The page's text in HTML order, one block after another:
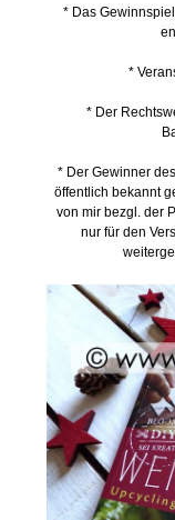
* Das
*
* Der
* Der Gewinner
öffentlich bekannt
von mir bezgl. der
nur für den